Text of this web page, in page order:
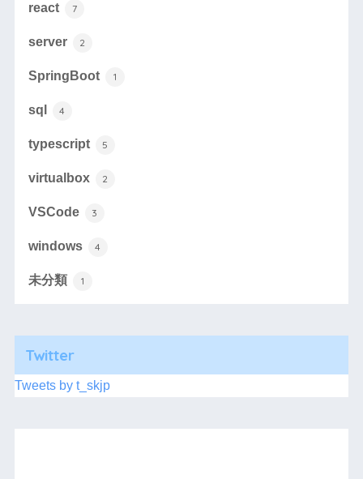
react 7
server 2
SpringBoot 1
sql 4
typescript 5
virtualbox 2
VSCode 3
windows 4
未分類 1
Twitter
Tweets by t_skjp